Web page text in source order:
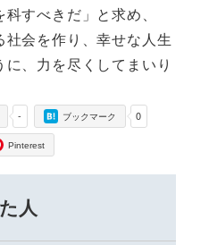
すべきだ」と求め、
社会を作り、幸せな人生
、力を尽くしてまいり
- 0
ブックマーク
Pinterest
人